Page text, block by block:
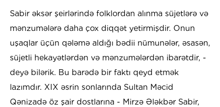
Sabir əksər şeirlərində folklordan alınma süjetlərə və
mənzumələrə daha çox diqqət yetirmişdir. Onun
uşaqlar üçün qələmə aldığı bədii nümunələr, əsasən,
süjetli hekayətlərdən və mənzumələrdən ibarətdir, -
deyə bilərik. Bu barədə bir faktı qeyd etmək
lazımdır. XIX əsrin sonlarında Sultan Məcid
Qənizadə öz şair dostlarına - Mirzə Ələkbər Sabir,